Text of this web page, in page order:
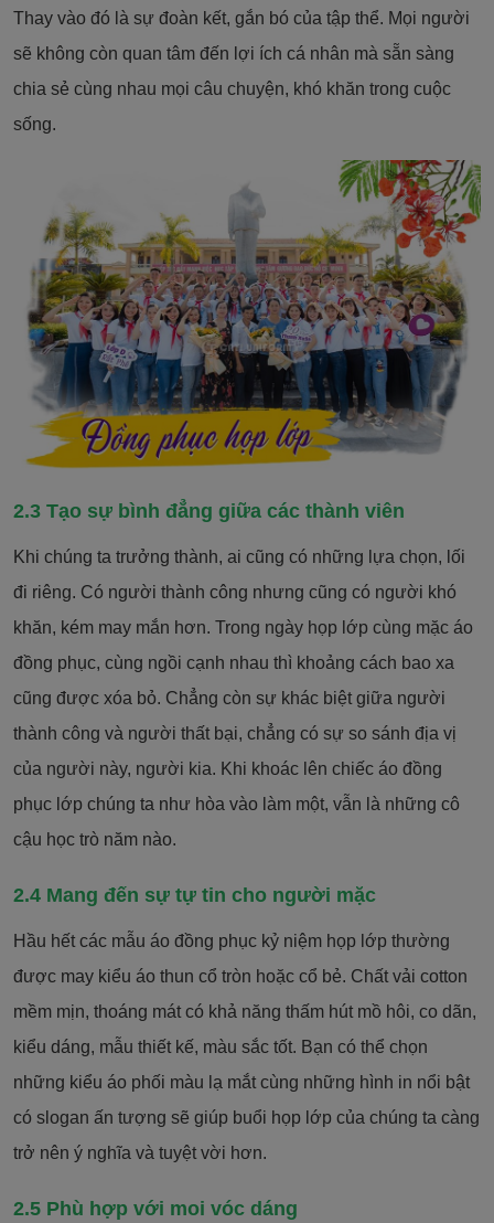
Thay vào đó là sự đoàn kết, gắn bó của tập thể. Mọi người
sẽ không còn quan tâm đến lợi ích cá nhân mà sẵn sàng
chia sẻ cùng nhau mọi câu chuyện, khó khăn trong cuộc
sống.
2.3 Tạo sự bình đẳng giữa các thành viên
Khi chúng ta trưởng thành, ai cũng có những lựa chọn, lối
đi riêng. Có người thành công nhưng cũng có người khó
khăn, kém may mắn hơn. Trong ngày họp lớp cùng mặc áo
đồng phục, cùng ngồi cạnh nhau thì khoảng cách bao xa
cũng được xóa bỏ. Chẳng còn sự khác biệt giữa người
thành công và người thất bại, chẳng có sự so sánh địa vị
của người này, người kia. Khi khoác lên chiếc áo đồng
phục lớp chúng ta như hòa vào làm một, vẫn là những cô
cậu học trò năm nào.
2.4 Mang đến sự tự tin cho người mặc
Hầu hết các mẫu áo đồng phục kỷ niệm họp lớp thường
được may kiểu áo thun cổ tròn hoặc cổ bẻ. Chất vải cotton
mềm mịn, thoáng mát có khả năng thấm hút mồ hôi, co dãn,
kiểu dáng, mẫu thiết kế, màu sắc tốt. Bạn có thể chọn
những kiểu áo phối màu lạ mắt cùng những hình in nổi bật
có slogan ấn tượng sẽ giúp buổi họp lớp của chúng ta càng
trở nên ý nghĩa và tuyệt vời hơn.
2.5 Phù hợp với moi vóc dáng